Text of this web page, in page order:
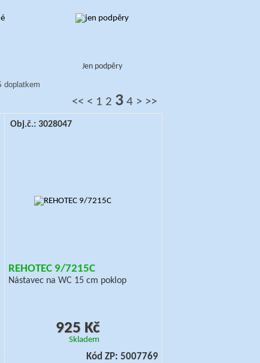
Jen podpěry
doplatkem
<< < 1 2 3 4 > >>
Obj.č.: 3028047
REHOTEC 9/7215C
Nástavec na WC 15 cm poklop
925 Kč
Skladem
Kód ZP: 5007769